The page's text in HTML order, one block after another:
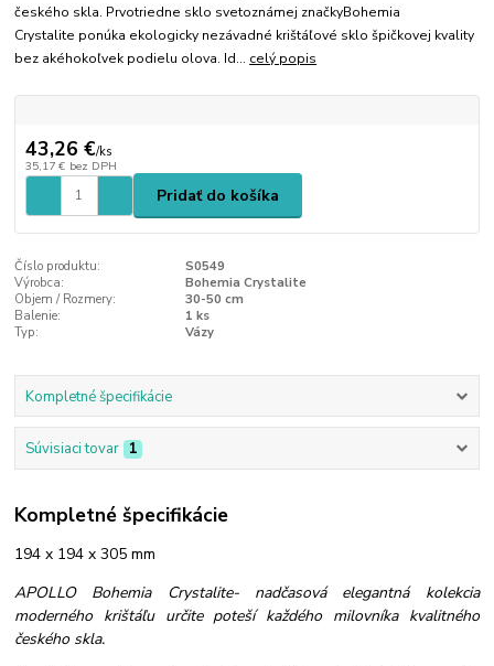
českého skla. Prvotriedne sklo svetoznámej značkyBohemia
Crystalite ponúka ekologicky nezávadné krištáľové sklo špičkovej kvality
bez akéhokoľvek podielu olova. Id... celý popis
43,26 €/ks
35,17 € bez DPH
Pridať do košíka
Číslo produktu:
S0549
Výrobca:
Bohemia Crystalite
Objem / Rozmery:
30-50 cm
Balenie:
1 ks
Typ:
Vázy
Kompletné špecifikácie
Súvisiaci tovar 1
Kompletné špecifikácie
194 x 194 x 305 mm
APOLLO Bohemia Crystalite- nadčasová elegantná kolekcia
moderného krištáľu určite poteší každého milovníka kvalitného
českého skla.